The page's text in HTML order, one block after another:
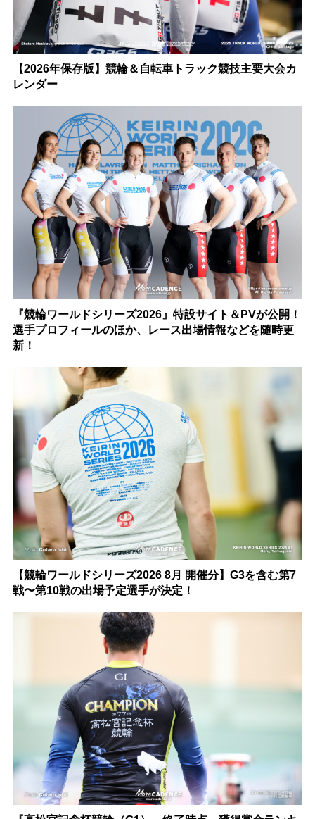
【2026年保存版】競輪＆自転車トラック競技主要大会カ
レンダー
『競輪ワールドシリーズ2026』特設サイト＆PVが公開！
選手プロフィールのほか、レース出場情報などを随時更
新！
【競輪ワールドシリーズ2026 8月 開催分】G3を含む第7
戦〜第10戦の出場予定選手が決定！